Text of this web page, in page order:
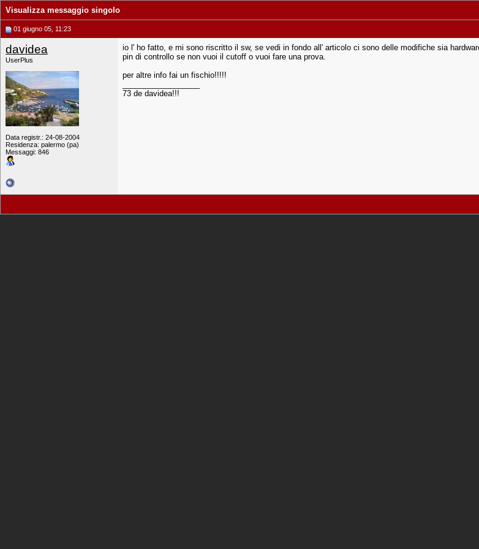
Visualizza messaggio singolo
01 giugno 05, 11:23
davidea
UserPlus
Data registr.: 24-08-2004
Residenza: palermo (pa)
Messaggi: 846
io l' ho fatto, e mi sono riscritto il sw, se vedi in fondo all' articolo ci sono delle modifiche sia
pin di controllo se non vuoi il cutoff o vuoi fare una prova.
per altre info fai un fischio!!!!!
73 de davidea!!!